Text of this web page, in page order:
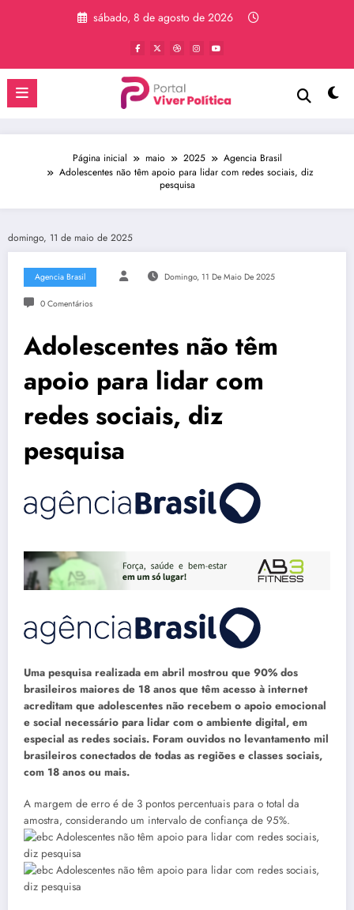
sábado, 8 de agosto de 2026
Página inicial maio 2025
Agencia Brasil
Adolescentes não têm apoio para lidar com redes sociais, diz
pesquisa
domingo, 11 de maio de 2025
Agencia Brasil Domingo, 11 De Maio De 2025
0 Comentários
Adolescentes não têm
apoio para lidar com
redes sociais, diz
pesquisa
Uma pesquisa realizada em abril mostrou que 90% dos
brasileiros maiores de 18 anos que têm acesso à internet
acreditam que adolescentes não recebem o apoio emocional
e social necessário para lidar com o ambiente digital, em
especial as redes sociais. Foram ouvidos no levantamento mil
brasileiros conectados de todas as regiões e classes sociais,
com 18 anos ou mais.
A margem de erro é de 3 pontos percentuais para o total da
amostra, considerando um intervalo de confiança de 95%.